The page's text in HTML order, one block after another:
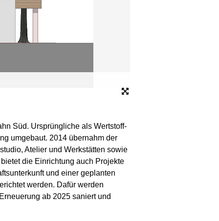
Süd. Ursprüngliche als Wertstoff­
umgebaut. 2014 übernahm der
Atelier und Werkstätten sowie
die Einrichtung auch Projekte
und einer geplanten
werden. Dafür werden
ab 2025 saniert und